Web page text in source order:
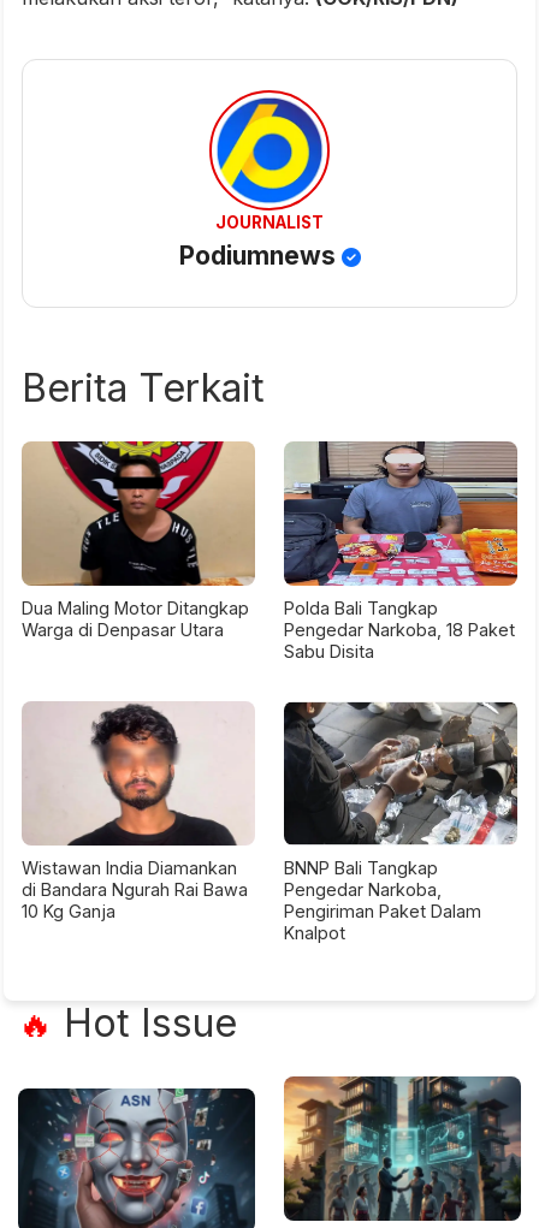
JOURNALIST
Podiumnews
Berita Terkait
Dua Maling Motor Ditangkap
Warga di Denpasar Utara
Polda Bali Tangkap
Pengedar Narkoba, 18 Paket
Sabu Disita
Wistawan India Diamankan
di Bandara Ngurah Rai Bawa
10 Kg Ganja
BNNP Bali Tangkap
Pengedar Narkoba,
Pengiriman Paket Dalam
Knalpot
🔥 Hot Issue